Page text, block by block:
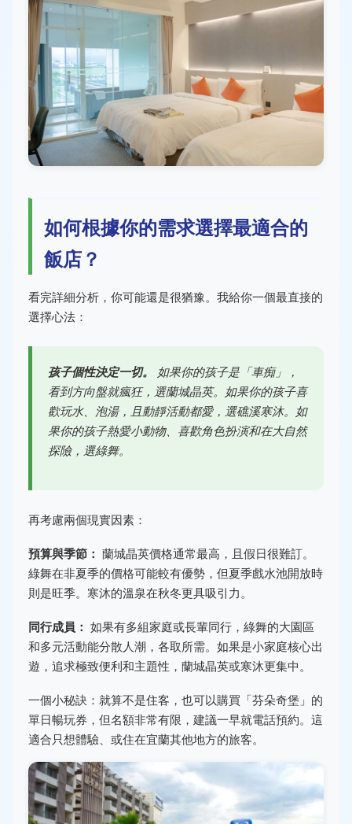
如何根據你的需求選擇最適合的
飯店？
看完詳細分析，你可能還是很猶豫。我給你一個最直接的
選擇心法：
孩子個性決定一切。
如果你的孩子是「車痴」，
看到方向盤就瘋狂，選蘭城晶英。如果你的孩子喜
歡玩水、泡湯，且動靜活動都愛，選礁溪寒沐。如
果你的孩子熱愛小動物、喜歡角色扮演和在大自然
探險，選綠舞。
再考慮兩個現實因素：
預算與季節： 蘭城晶英價格通常最高，且假日很難訂。
綠舞在非夏季的價格可能較有優勢，但夏季戲水池開放時
則是旺季。寒沐的溫泉在秋冬更具吸引力。
同行成員： 如果有多組家庭或長輩同行，綠舞的大園區
和多元活動能分散人潮，各取所需。如果是小家庭核心出
遊，追求極致便利和主題性，蘭城晶英或寒沐更集中。
一個小秘訣：就算不是住客，也可以購買「芬朵奇堡」的
單日暢玩券，但名額非常有限，建議一早就電話預約。這
適合只想體驗、或住在宜蘭其他地方的旅客。